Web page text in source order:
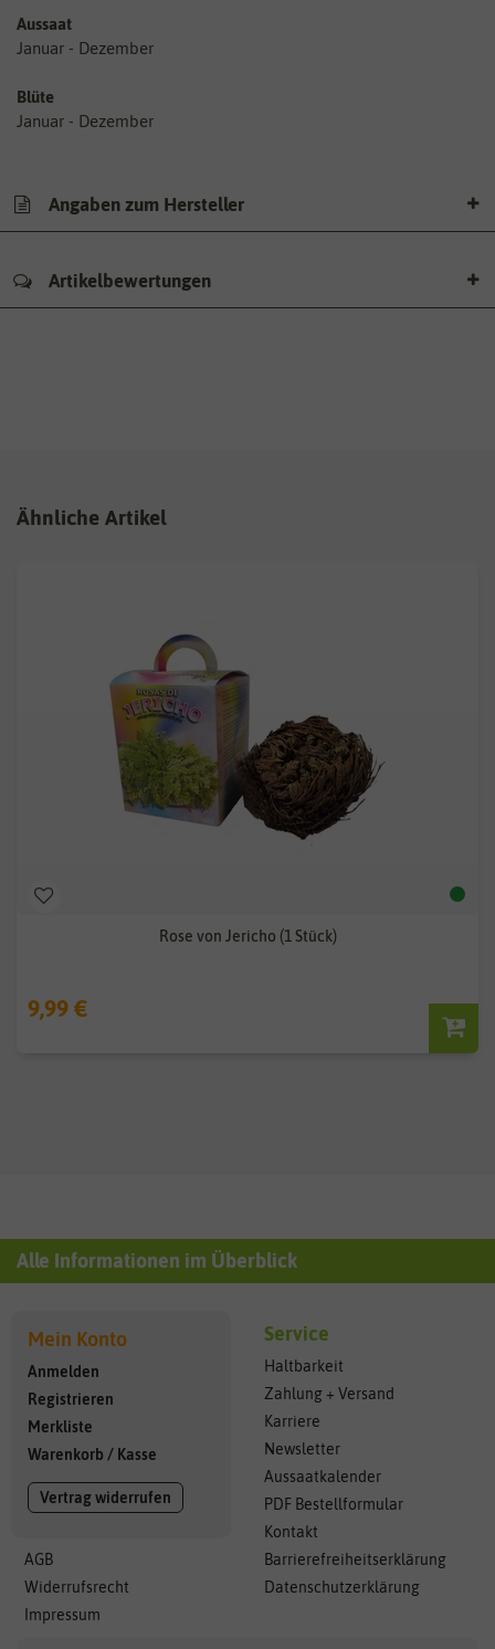
Aussaat
Januar - Dezember
Blüte
Januar - Dezember
Angaben zum Hersteller
Artikelbewertungen
Ähnliche Artikel
Rose von Jericho (1 Stück)
9,99 €
Alle Informationen im Überblick
Mein Konto
Anmelden
Registrieren
Merkliste
Warenkorb / Kasse
Vertrag widerrufen
AGB
Widerrufsrecht
Impressum
Service
Haltbarkeit
Zahlung + Versand
Karriere
Newsletter
Aussaatkalender
PDF Bestellformular
Kontakt
Barrierefreiheitserklärung
Datenschutzerklärung